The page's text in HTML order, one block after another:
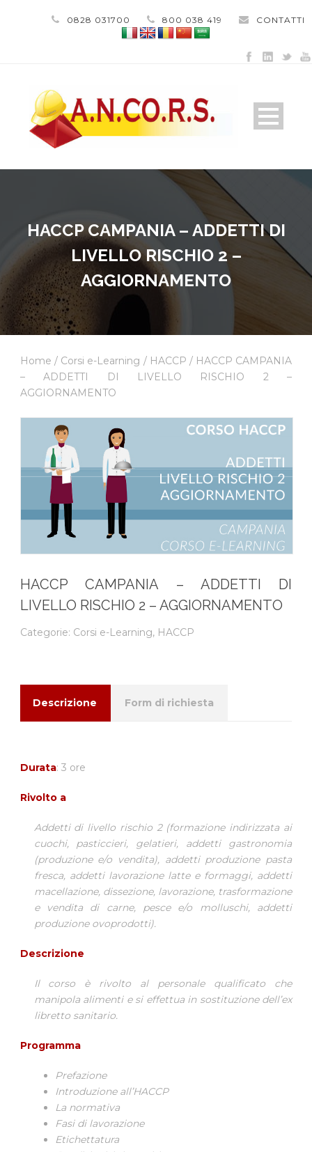
0828 031700 800 038 419 CONTATTI
HACCP CAMPANIA – ADDETTI DI
LIVELLO RISCHIO 2 –
AGGIORNAMENTO
Home / Corsi e-Learning / HACCP / HACCP CAMPANIA
– ADDETTI DI LIVELLO RISCHIO 2 –
AGGIORNAMENTO
HACCP CAMPANIA – ADDETTI DI
LIVELLO RISCHIO 2 – AGGIORNAMENTO
Categorie: Corsi e-Learning, HACCP
Descrizione Form di richiesta
Durata: 3 ore
Rivolto a
Addetti di livello rischio 2 (formazione indirizzata ai
cuochi, pasticcieri, gelatieri, addetti gastronomia
(produzione e/o vendita), addetti produzione pasta
fresca, addetti lavorazione latte e formaggi, addetti
macellazione, dissezione, lavorazione, trasformazione
e vendita di carne, pesce e/o molluschi, addetti
produzione ovoprodotti).
Descrizione
Il corso è rivolto al personale qualificato che
manipola alimenti e si effettua in sostituzione dell’ex
libretto sanitario.
Programma
Prefazione
Introduzione all’HACCP
La normativa
Fasi di lavorazione
Etichettatura